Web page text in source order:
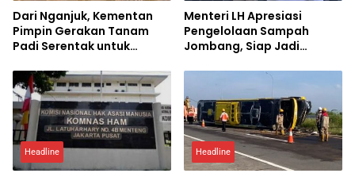
Dari Nganjuk, Kementan
Pimpin Gerakan Tanam
Padi Serentak untuk
Pangan
Menteri LH Apresiasi
Pengelolaan Sampah
Jombang, Siap Jadi
Headline Headline